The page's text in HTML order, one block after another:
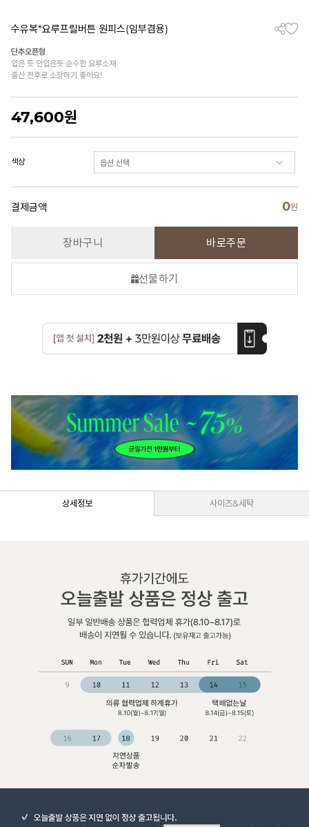
수유복*요루프릴버튼 원피스(임부겸용)
단추오픈형
입은 듯 안입은듯 순수한 요루소재
출산 전후로 소장하기 좋아요!
47,600원
색상
결제금액 0원
장바구니 바로주문
선물하기
상세정보 사이즈&세탁